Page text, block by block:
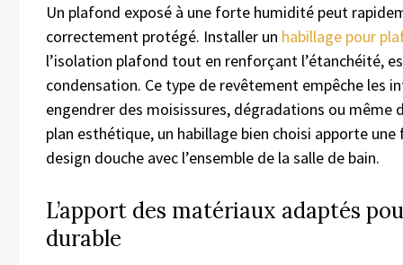
Un plafond exposé à une forte humidité peut
correctement protégé. Installer un habillage pour
l’isolation plafond tout en renforçant l’étanchéité,
condensation. Ce type de revêtement empêche les
engendrer des moisissures, dégradations ou même
plan esthétique, un habillage bien choisi apporte
design douche avec l’ensemble de la salle de bain.
L’apport des matériaux adaptés
durable